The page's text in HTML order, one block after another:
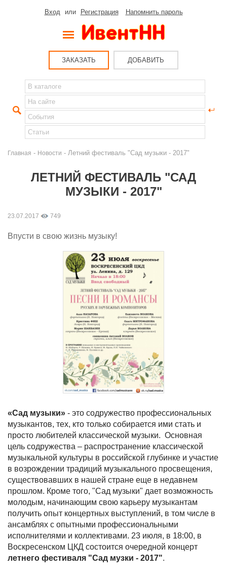
Вход или Регистрация Напомнить пароль
ЗАКАЗАТЬ ДОБАВИТЬ
Главная - Новости - Летний фестиваль "Сад музыки - 2017"
ЛЕТНИЙ ФЕСТИВАЛЬ "САД
МУЗЫКИ - 2017"
23.07.2017 749
Впусти в свою жизнь музыку!
«Сад музыки» - это содружество профессиональных
музыкантов, тех, кто только собирается ими стать и
просто любителей классической музыки. Основная
цель содружества – распространение классической
музыкальной культуры в российской глубинке и участие
в возрождении традиций музыкального просвещения,
существовавших в нашей стране еще в недавнем
прошлом. Кроме того, "Сад музыки" дает возможность
молодым, начинающим свою карьеру музыкантам
получить опыт концертных выступлений, в том числе в
ансамблях с опытными профессиональными
исполнителями и коллективами. 23 июля, в 18:00, в
Воскресенском ЦКД состоится очередной концерт
летнего фестиваля "Сад музки - 2017".